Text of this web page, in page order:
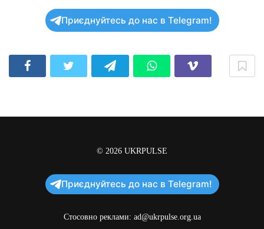
Приєднуйтесь до нас в Telegram!
© 2026 UKRPULSE
Приєднуйтесь до нас в Telegram!
Стосовно реклами: ad@ukrpulse.org.ua